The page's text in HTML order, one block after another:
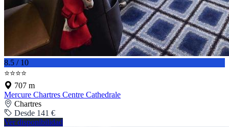
8.5 / 10
⭐⭐⭐⭐
707 m
Mercure Chartres Centre Cathedrale
Chartres
Desde 141 €
Ver disponibilidad